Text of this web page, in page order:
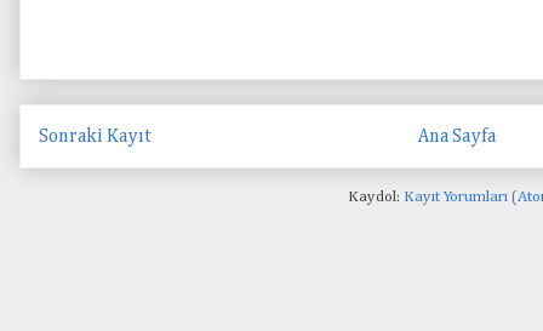
Sonraki Kayıt Ana Sayfa
Kaydol: Kayıt Yorumları